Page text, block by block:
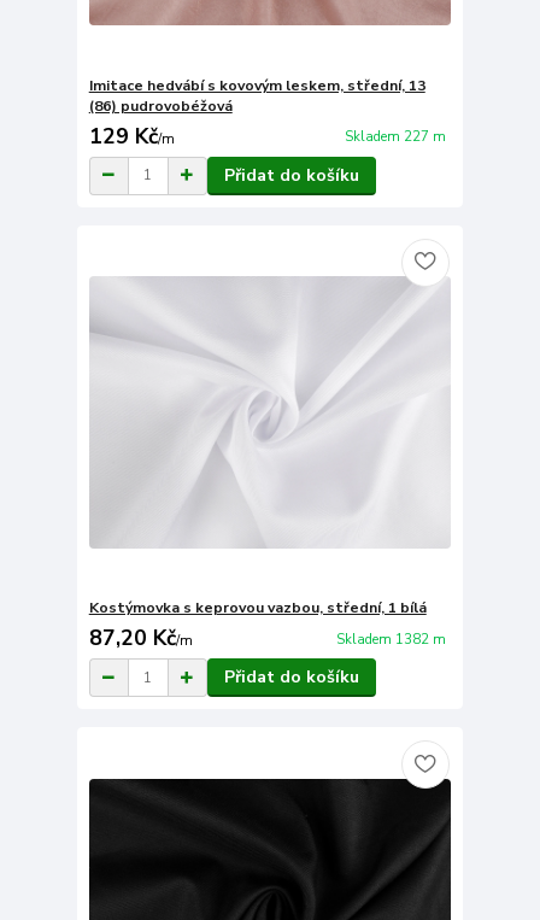
Imitace hedvábí s kovovým leskem, střední, 13
(86) pudrovobéžová
129 Kč/m Skladem 227 m
Přidat do košíku
Kostýmovka s keprovou vazbou, střední, 1 bílá
87,20 Kč/m Skladem 1382 m
Přidat do košíku